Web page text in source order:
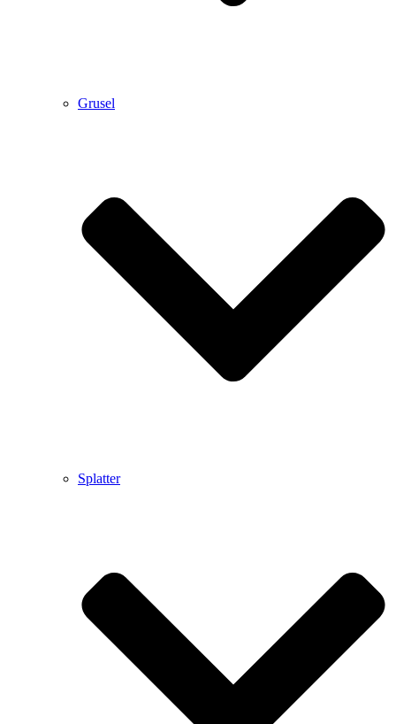
Grusel
Splatter